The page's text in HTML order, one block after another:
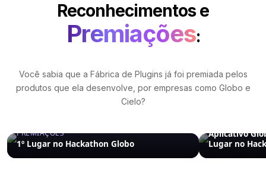
Reconhecimentos e
Premiações:
Você sabia que a Fábrica de Plugins já foi premiada pelos
produtos que ela desenvolve, por empresas como Globo e
Cielo?
PREMIAÇÕES
1º Lugar no Hackathon Globo
Aplicativo
Lugar no